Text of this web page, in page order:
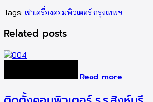
Tags: เช่าเครื่องคอมพิวเตอร์ กรุงเทพฯ
Related posts
Read more